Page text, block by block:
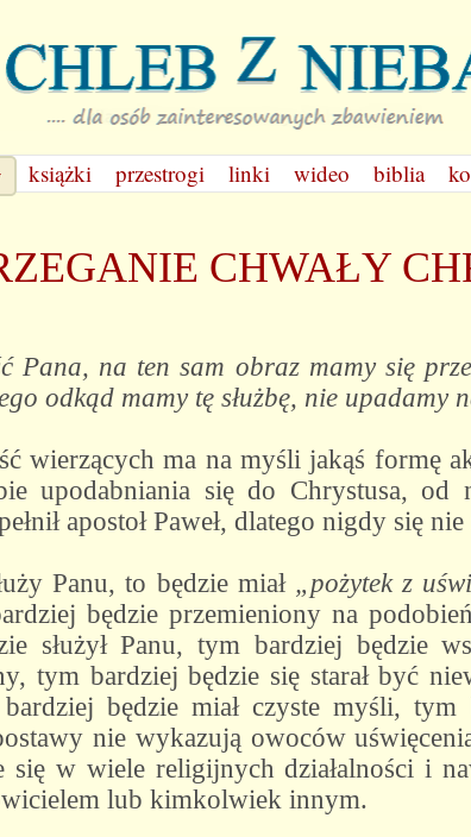
książki przestrogi linki wideo biblia
CHWAŁY
Pana, na ten sam obraz mamy się
odkąd mamy tę służbę, nie
wierzących ma na myśli jakąś formę
upodabniania się do Chrystusa, od
apostoł Paweł, dlatego nigdy się nie
Panu, to będzie miał „pożytek z
będzie przemieniony na
służył Panu, tym bardziej będzie
tym bardziej będzie się starał być
będzie miał czyste myśli, tym
nie wykazują owoców
się w wiele religijnych działalności i
lub kimkolwiek innym.